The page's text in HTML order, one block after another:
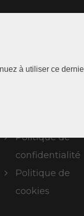
à utiliser ce
Politique de
confidentialité
Politique de
cookies